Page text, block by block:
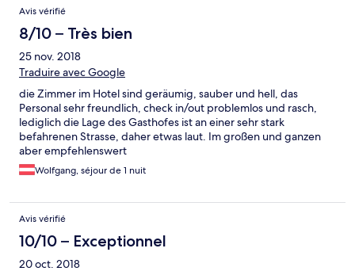
Avis vérifié
8/10 – Très bien
25 nov. 2018
Traduire avec Google
die Zimmer im Hotel sind geräumig, sauber und hell, das
Personal sehr freundlich, check in/out problemlos und rasch,
lediglich die Lage des Gasthofes ist an einer sehr stark
befahrenen Strasse, daher etwas laut. Im großen und ganzen
aber empfehlenswert
Wolfgang, séjour de 1 nuit
Avis vérifié
10/10 – Exceptionnel
20 oct. 2018